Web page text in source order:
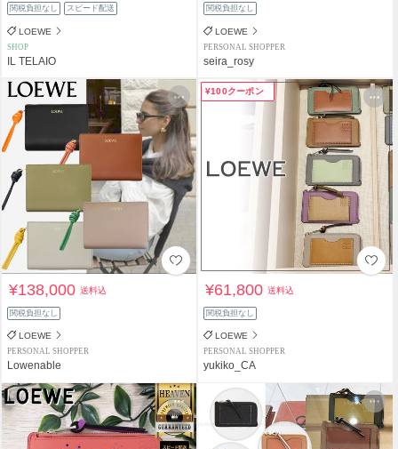
関税負担なし スピード配送
LOEWE
SHOP
IL TELAIO
関税負担なし
LOEWE
PERSONAL SHOPPER
seira_rosy
¥138,000送料込
関税負担なし
LOEWE
PERSONAL SHOPPER
Lowenable
¥100クーポン
¥61,800送料込
関税負担なし
LOEWE
PERSONAL SHOPPER
yukiko_CA